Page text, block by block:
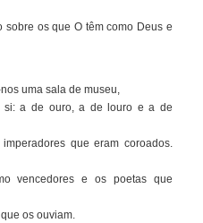
os que O têm como Deus e
uma sala de museu,
si: a de ouro, a de louro e a de
que eram coroados.
vencedores e os poetas que
os ouviam.